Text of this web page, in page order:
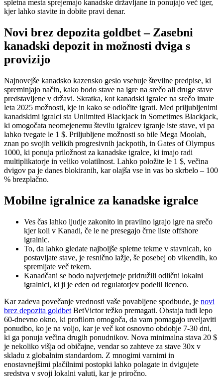
spletna mesta sprejemajo kanadske državljane in ponujajo več iger,
kjer lahko stavite in dobite pravi denar.
Novi brez depozita goldbet – Zasebni
kanadski depozit in možnosti dviga s
provizijo
Najnovejše kanadsko kazensko geslo vsebuje številne predpise, ki
spreminjajo način, kako bodo stave na igre na srečo ali druge stave
predstavljene v državi. Skratka, kot kanadski igralec na srečo imate
leta 2025 možnosti, kje in kako se odločite igrati. Med priljubljenimi
kanadskimi igralci sta Unlimited Blackjack in Sometimes Blackjack,
ki omogočata neomejenemu številu igralcev igranje iste stave, vi pa
lahko tvegate le 1 $. Priljubljene možnosti so bile Mega Moolah,
znan po svojih velikih progresivnih jackpotih, in Gates of Olympus
1000, ki ponuja priložnost za kanadske igralce, ki imajo radi
multiplikatorje in veliko volatilnost. Lahko položite le 1 $, večina
dvigov pa je danes blokiranih, kar olajša vse in vas bo skrbelo – 100
% brezplačno.
Mobilne igralnice za kanadske igralce
Ves čas lahko ljudje zakonito in pravilno igrajo igre na srečo
kjer koli v Kanadi, če le ne presegajo črne liste offshore
igralnic.
To, da lahko gledate najboljše spletne tekme v stavnicah, ko
postavljate stave, je resnično lažje, še posebej ob vikendih, ko
spremljate več tekem.
Kanadčani se bodo najverjetneje pridružili odlični lokalni
igralnici, ki ji je eden od regulatorjev podelil licenco.
Kar zadeva povečanje vrednosti vaše povabljene spodbude, je novi
brez depozita goldbet BetVictor težko premagati. Obstaja tudi lepo
60-dnevno okno, ki profilom omogoča, da vam pomagajo uveljaviti
ponudbo, ko je na voljo, kar je več kot osnovno obdobje 7-30 dni,
ki ga ponuja večina drugih ponudnikov. Nova minimalna stava 20 $
je nekoliko višja od običajne, vendar so zahteve za stave 30x v
skladu z globalnim standardom. Z mnogimi varnimi in
enostavnejšimi plačilnimi postopki lahko polagate in dvigujete
sredstva v svoji lokalni valuti, kar je priročno.